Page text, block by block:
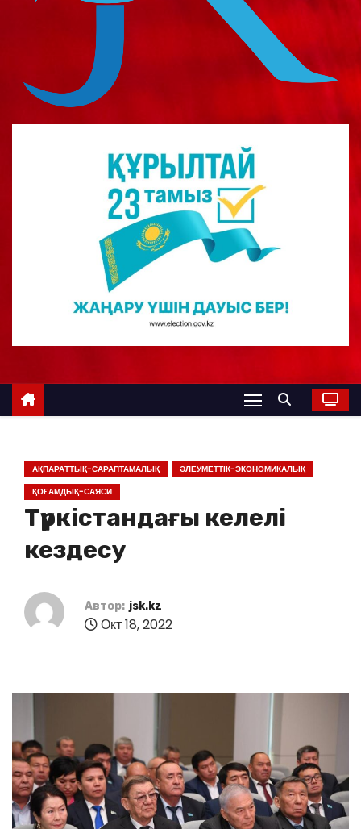
АҚПАРАТТЫҚ-САРАПТАМАЛЫҚ
ӘЛЕУМЕТТІК-ЭКОНОМИКАЛЫҚ
ҚОҒАМДЫҚ-САЯСИ
Түркістандағы келелі
кездесу
Автор: jsk.kz
Окт 18, 2022